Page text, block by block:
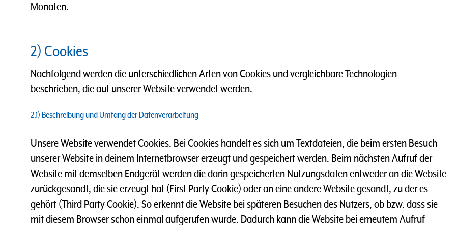
Monaten.
2) Cookies
Nachfolgend werden die unterschiedlichen Arten von Cookies und vergleichbare Technologien
beschrieben, die auf unserer Website verwendet werden.
2.1) Beschreibung und Umfang der Datenverarbeitung
Unsere Website verwendet Cookies. Bei Cookies handelt es sich um Textdateien, die beim ersten Besuch
unserer Website in deinem Internetbrowser erzeugt und gespeichert werden. Beim nächsten Aufruf der
Website mit demselben Endgerät werden die darin gespeicherten Nutzungsdaten entweder an die Website
zurückgesandt, die sie erzeugt hat (First Party Cookie) oder an eine andere Website gesandt, zu der es
gehört (Third Party Cookie). So erkennt die Website bei späteren Besuchen des Nutzers, ob bzw. dass sie
mit diesem Browser schon einmal aufgerufen wurde. Dadurch kann die Website bei erneutem Aufruf